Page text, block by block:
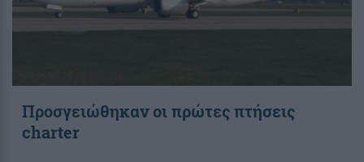
Προσγειώθηκαν οι πρώτες πτήσεις
charter